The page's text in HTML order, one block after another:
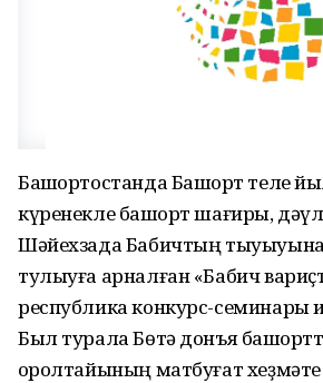
Башҡортостанда Башҡорт теле
күренекле башҡорт шағиры,
Шәйехзада Бабичтың
тулыуға арналған «Бабич
республика конкурс-семинары
Был турала Бөтә донъя
ҡоролтайының матбуғат